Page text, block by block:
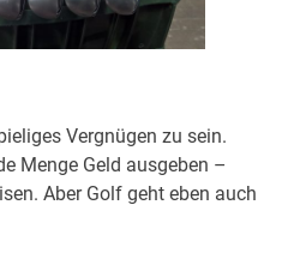
Vergnügen zu sein.
Menge Geld ausgeben –
Aber Golf geht eben auch